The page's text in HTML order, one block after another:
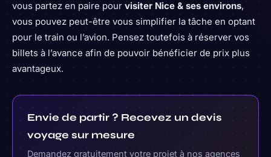
vous partez en paire pour visiter Nice & ses environs,
vous pouvez peut-être vous simplifier la tâche en optant
pour le train ou l’avion. Pensez toutefois à réserver vos
billets à l’avance afin de pouvoir bénéficier de prix plus
avantageux.
Envie de partir ? Recevez un devis
voyage sur mesure
Demandez gratuitement votre projet à nos agences